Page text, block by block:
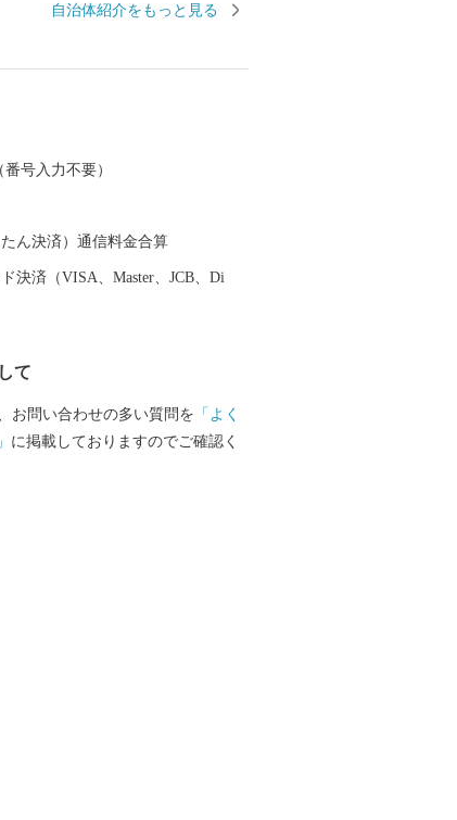
所在地以外での新幹線終点駅とな
歴史を誇る「新庄まつり」や日本
う気候風土によって育まれた、歴
台として、さらに質の高い都市機
、自然の豊かさや雪とともにある
むことができる『田園都市』を目
税の寄附金特例控除の適用を受け
※個人住民税の寄附金特例控除を
告またはワンストップ特例申告書
自治体紹介をもっと見る
号入力不要）
たん決済）通信料金合算
決済（VISA、Master、JCB、Di
て
お問い合わせの多い質問を 「よく
に掲載しておりますのでご確認く